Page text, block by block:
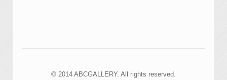
© 2014 ABCGALLERY. All rights reserved.